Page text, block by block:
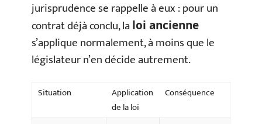
jurisprudence se rappelle à eux : pour un
contrat déjà conclu, laloi ancienne
s’applique normalement, à moins que le
législateur n’en décide autrement.
Situation
Application
de la loi
Conséquence